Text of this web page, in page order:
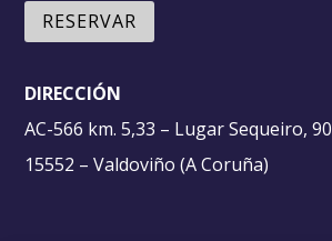
RESERVAR
DIRECCIÓN
AC-566 km. 5,33 – Lugar Sequeiro, 90
15552 – Valdoviño (A Coruña)